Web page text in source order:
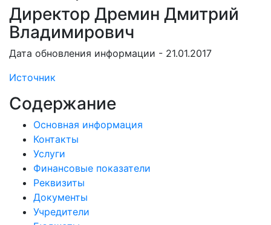
Директор Дремин Дмитрий
Владимирович
Дата обновления информации - 21.01.2017
Источник
Содержание
Основная информация
Контакты
Услуги
Финансовые показатели
Реквизиты
Документы
Учредители